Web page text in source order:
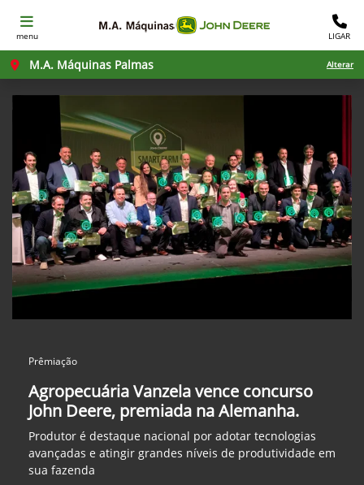
menu LIGAR
M.A. Máquinas Palmas Alterar
Prêmiação
Agropecuária Vanzela vence concurso
John Deere, premiada na Alemanha.
Produtor é destaque nacional por adotar tecnologias
avançadas e atingir grandes níveis de produtividade em
sua fazenda